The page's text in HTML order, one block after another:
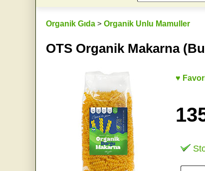
Organik Gıda > Organik Unlu Mamuller
OTS Organik Makarna
♥